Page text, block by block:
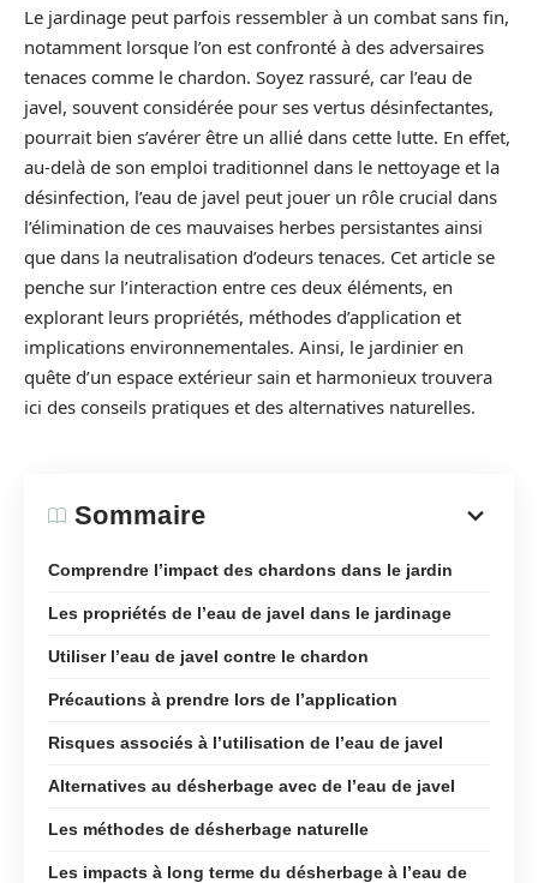
Le jardinage peut parfois ressembler à un combat sans fin,
notamment lorsque l’on est confronté à des adversaires
tenaces comme le chardon. Soyez rassuré, car l’eau de
javel, souvent considérée pour ses vertus désinfectantes,
pourrait bien s’avérer être un allié dans cette lutte. En effet,
au-delà de son emploi traditionnel dans le nettoyage et la
désinfection, l’eau de javel peut jouer un rôle crucial dans
l’élimination de ces mauvaises herbes persistantes ainsi
que dans la neutralisation d’odeurs tenaces. Cet article se
penche sur l’interaction entre ces deux éléments, en
explorant leurs propriétés, méthodes d’application et
implications environnementales. Ainsi, le jardinier en
quête d’un espace extérieur sain et harmonieux trouvera
ici des conseils pratiques et des alternatives naturelles.
Sommaire
Comprendre l’impact des chardons dans le jardin
Les propriétés de l’eau de javel dans le jardinage
Utiliser l’eau de javel contre le chardon
Précautions à prendre lors de l’application
Risques associés à l’utilisation de l’eau de javel
Alternatives au désherbage avec de l’eau de javel
Les méthodes de désherbage naturelle
Les impacts à long terme du désherbage à l’eau de